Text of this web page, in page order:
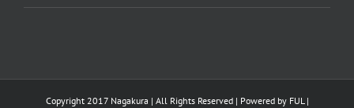
Copyright 2017 Nagakura | All Rights Reserved | Powered by FUL|